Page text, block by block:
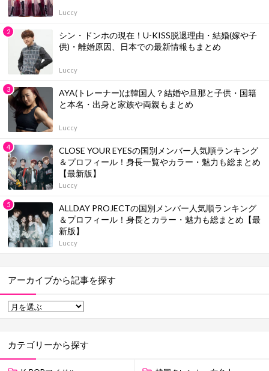
Luccy
シン・ドンホの現在！U-KISS脱退理由・結婚(嫁や子
供)・離婚原因、日本での最新情報もまとめ
Luccy
AYA(トレーナー)は韓国人？結婚や旦那と子供・国籍
と本名・出身と家族や両親もまとめ
Luccy
CLOSE YOUR EYESの国別メンバー人気順ランキング
＆プロフィール！身長一覧やカラー・魅力も総まとめ
【最新版】
Luccy
ALLDAY PROJECTの国別メンバー人気順ランキング
＆プロフィール！身長とカラー・魅力も総まとめ【最
新版】
Luccy
アーカイブから記事を探す
カテゴリーから探す